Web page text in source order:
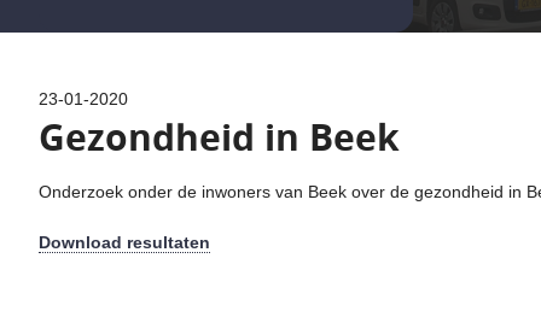
23-01-2020
Gezondheid in Beek
Onderzoek onder de inwoners van Beek over de gezondheid in
Download resultaten